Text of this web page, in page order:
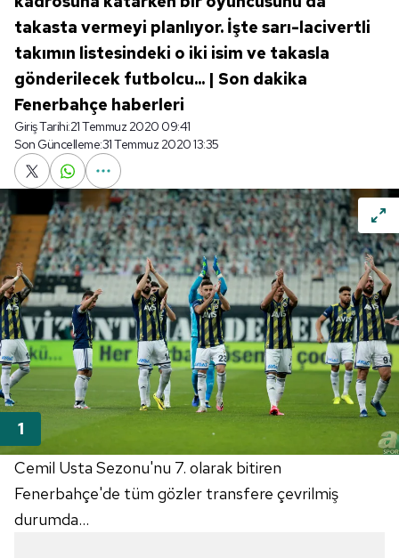
takasta vermeyi planlıyor. İşte sarı-lacivertli
takımın listesindeki o iki isim ve takasla
gönderilecek futbolcu... | Son dakika
Fenerbahçe haberleri
Giriş Tarihi:21 Temmuz 2020 09:41
Son Güncelleme:31 Temmuz 2020 13:35
Cemil Usta Sezonu'nu 7. olarak bitiren
Fenerbahçe'de tüm gözler transfere çevrilmiş
durumda...